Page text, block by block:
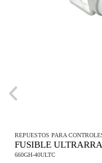
REPUESTOS PARA
FUSIBLE
660GH-40ULTC